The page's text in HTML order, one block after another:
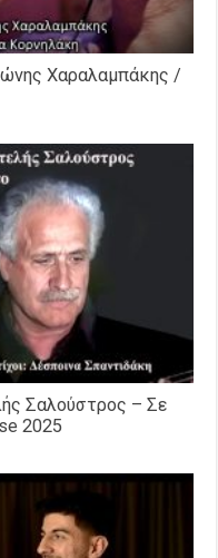
Χαραλαμπάκης /
Σαλούστρος – Σε
2025